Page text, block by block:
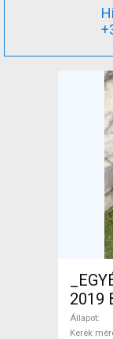
2019
ELADÓ
Állapot
Kerék